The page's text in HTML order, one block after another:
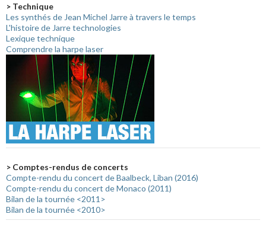
> Technique
Les synthés de Jean Michel Jarre à travers le temps
L'histoire de Jarre technologies
Lexique technique
Comprendre la harpe laser
> Comptes-rendus de concerts
Compte-rendu du concert de Baalbeck, Liban (2016)
Compte-rendu du concert de Monaco (2011)
Bilan de la tournée <2011>
Bilan de la tournée <2010>